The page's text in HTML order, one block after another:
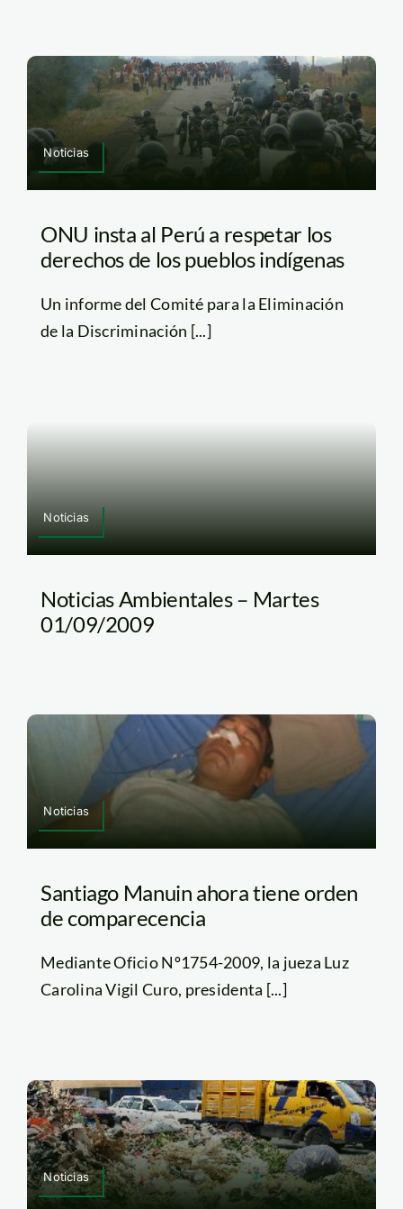
Noticias
ONU insta al Perú a respetar los
derechos de los pueblos indígenas
Un informe del Comité para la Eliminación
de la Discriminación [...]
Noticias
Noticias Ambientales – Martes
01/09/2009
Noticias
Santiago Manuin ahora tiene orden
de comparecencia
Mediante Oficio Nº1754-2009, la jueza Luz
Carolina Vigil Curo, presidenta [...]
Noticias